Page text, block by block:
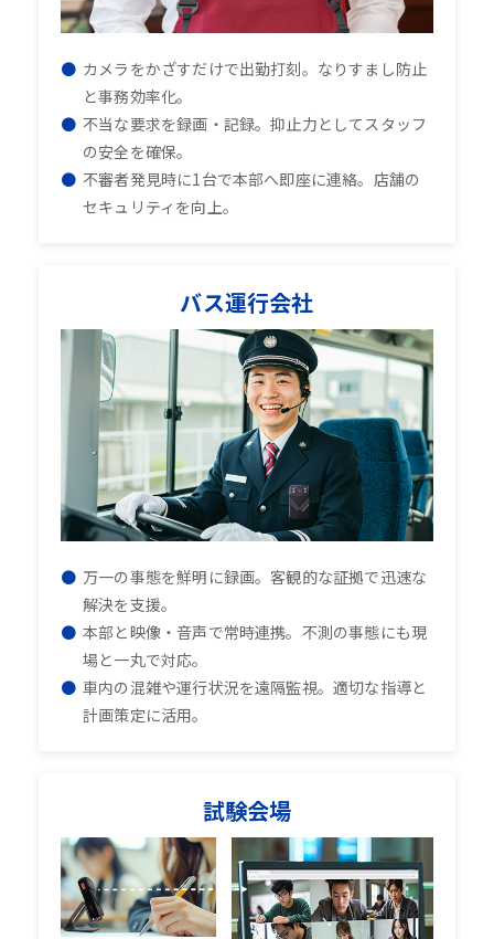
カメラをかざすだけで出勤打刻。なりすまし防止
と事務効率化。
不当な要求を録画・記録。抑止力としてスタッフ
の安全を確保。
不審者発見時に1台で本部へ即座に連絡。店舗の
セキュリティを向上。
バス運行会社
万一の事態を鮮明に録画。客観的な証拠で迅速な
解決を支援。
本部と映像・音声で常時連携。不測の事態にも現
場と一丸で対応。
車内の混雑や運行状況を遠隔監視。適切な指導と
計画策定に活用。
試験会場